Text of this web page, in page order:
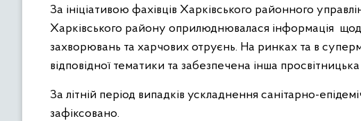
За ініціативою фахівців Харківського районного
Харківського району оприлюднювалася інформація
захворювань та харчових отруєнь. На ринках та в
відповідної тематики та забезпечена інша
За літній період випадків ускладнення санітарно-
зафіксовано.